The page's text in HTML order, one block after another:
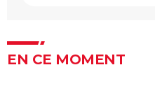
EN CE MOMENT